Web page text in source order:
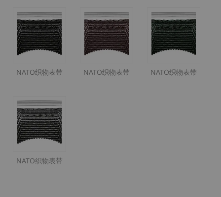
NATO织物表带 NATO织物表带 NATO织物表带
NATO织物表带